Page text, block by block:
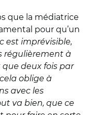
que la médiatrice
pour qu’un
est imprévisible,
régulièrement à
que deux fois par
oblige à
avec les
va bien, que ce